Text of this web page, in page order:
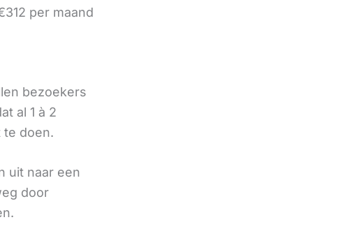
per maand
bezoekers
al 1 à 2
te doen.
uit naar een
door